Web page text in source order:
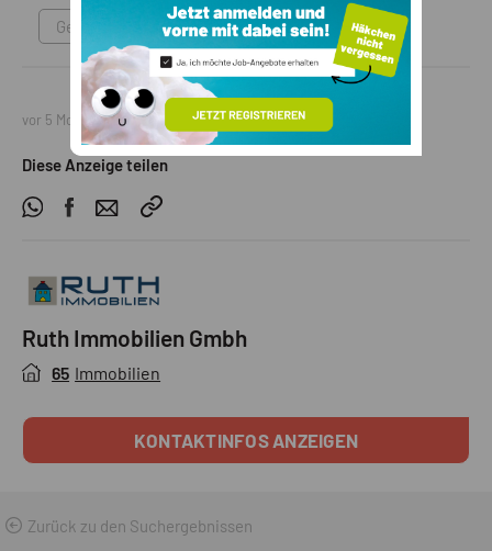
beliebten MountaincartsPerfekt präparierte Pisten im
Skigebiet LadurnsRodelspaß für die ganze FamilieRund 100
Kilometer Langlaufloipen in der UmgebungRomantische
Winterwanderungen durch die verschneite Südtiroler
BerglandschaftHier verbinden sich Naturerlebnis, Sport und
Erholung auf höchstem Niveau. Mehr Informationen unter:
https://www.ruth-immobilien.com/de/immobilien/wohnhaus-
mit-lagerflaechen-und-ueberdachter-tettoia-vielseitig-
nutzbar Ruth Immobilien Dorfstraße 12 / Via del Paese 39040
Gewerbeimmobilie
vor 5 Monaten
Diese Anzeige teilen
Ruth Immobilien Gmbh
65 Immobilien
KONTAKTINFOS ANZEIGEN
Zurück zu den Suchergebnissen